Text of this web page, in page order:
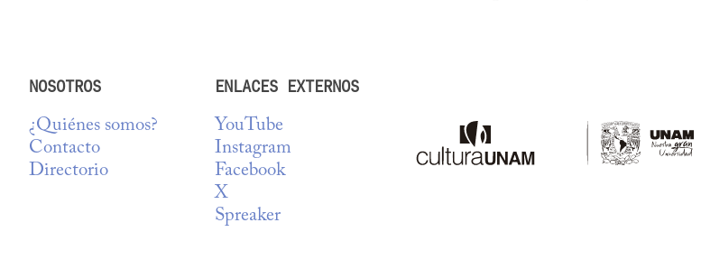
NOSOTROS
¿Quiénes somos?
Contacto
Directorio
ENLACES EXTERNOS
YouTube
Instagram
Facebook
X
Spreaker